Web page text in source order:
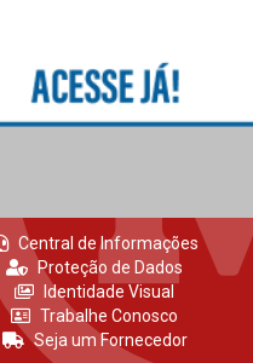
04.08.2026
Central de Informações
Proteção de Dados
Identidade Visual
Trabalhe Conosco
Seja um Fornecedor